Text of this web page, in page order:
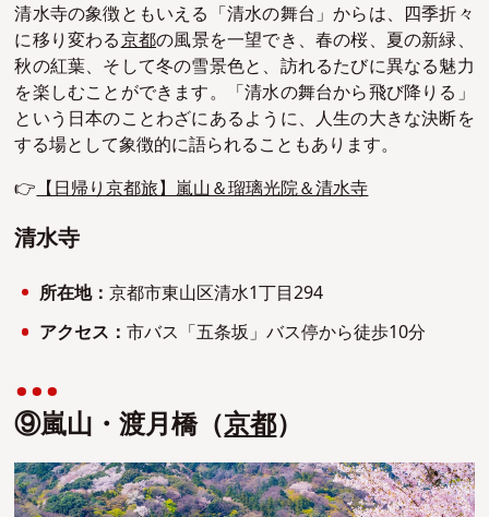
清水寺の象徴ともいえる「清水の舞台」からは、四季折々
に移り変わる京都の風景を一望でき、春の桜、夏の新緑、
秋の紅葉、そして冬の雪景色と、訪れるたびに異なる魅力
を楽しむことができます。「清水の舞台から飛び降りる」
という日本のことわざにあるように、人生の大きな決断を
する場として象徴的に語られることもあります。
👉【日帰り京都旅】嵐山＆瑠璃光院＆清水寺
清水寺
所在地： 京都市東山区清水1丁目294
アクセス： 市バス「五条坂」バス停から徒歩10分
⑨嵐山・渡月橋（京都）